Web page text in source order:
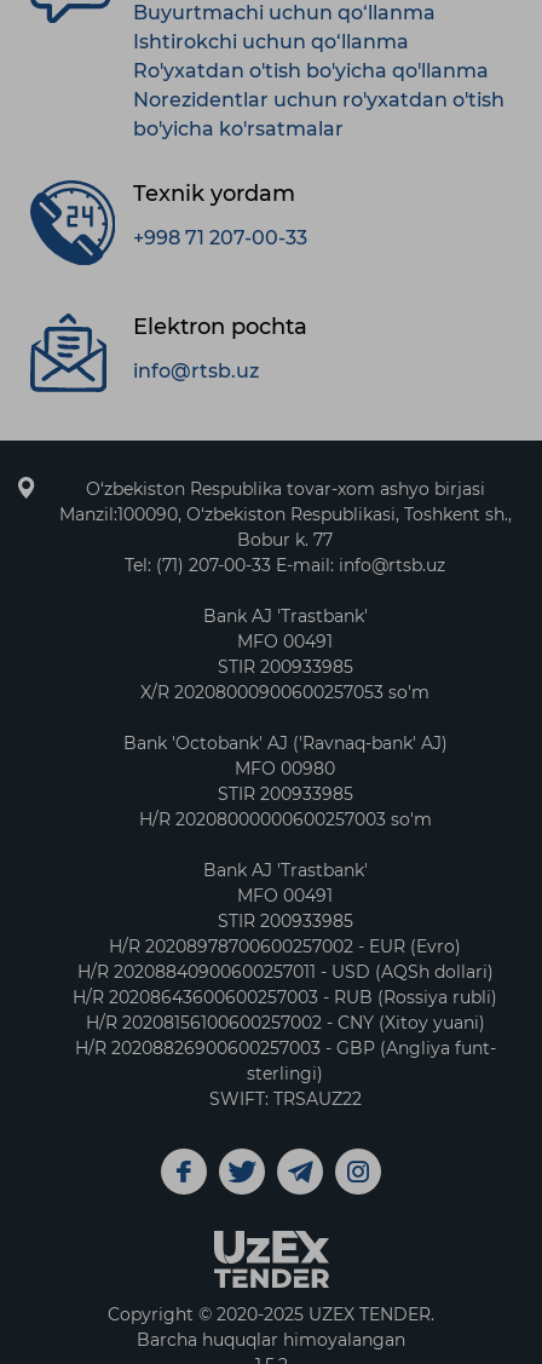
Buyurtmachi uchun qo‘llanma
Ishtirokchi uchun qo‘llanma
Ro'yxatdan o'tish bo'yicha qo'llanma
Norezidentlar uchun ro'yxatdan o'tish
bo'yicha ko'rsatmalar
Texnik yordam
+998 71 207-00-33
Elektron pochta
info@rtsb.uz
O‘zbekiston Respublika tovar-xom ashyo birjasi
Manzil:100090, O‘zbekiston Respublikasi, Toshkent sh.,
Bobur k. 77
Tel: (71) 207-00-33 E-mail: info@rtsb.uz
Bank AJ 'Trastbank'
MFO 00491
STIR 200933985
X/R 20208000900600257053 so'm
Bank 'Octobank' AJ ('Ravnaq-bank' AJ)
MFO 00980
STIR 200933985
H/R 20208000000600257003 so'm
Bank AJ 'Trastbank'
MFO 00491
STIR 200933985
H/R 20208978700600257002 - EUR (Evro)
H/R 20208840900600257011 - USD (AQSh dollari)
H/R 20208643600600257003 - RUB (Rossiya rubli)
H/R 20208156100600257002 - CNY (Xitoy yuani)
H/R 20208826900600257003 - GBP (Angliya funt-
sterlingi)
SWIFT: TRSAUZ22
Copyright © 2020-2025 UZEX TENDER.
Barcha huquqlar himoyalangan